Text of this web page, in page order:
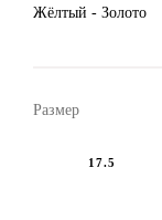
Жёлтый - Золото
Размер
17.5